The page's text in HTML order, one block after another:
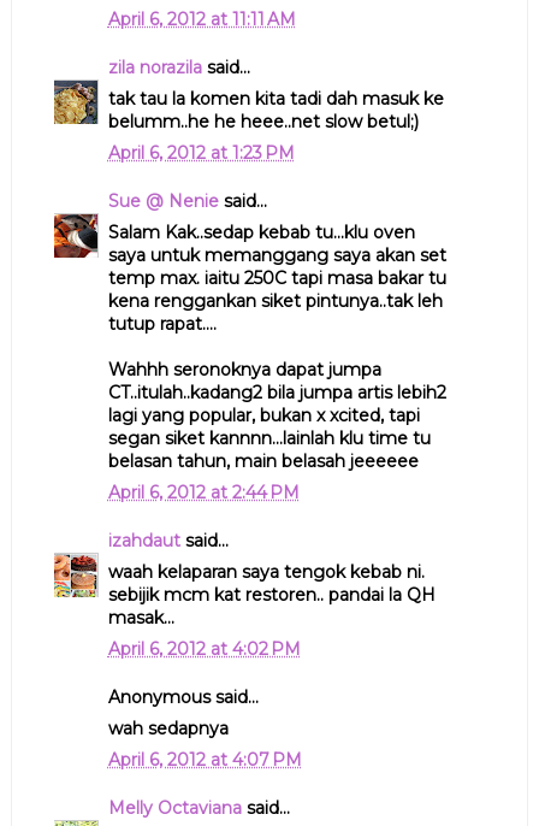
April 6, 2012 at 11:11 AM
zila norazilasaid...
tak tau la komen kita tadi dah masuk ke
belumm..he he heee..net slow betul;)
April 6, 2012 at 1:23 PM
Sue @ Neniesaid...
Salam Kak..sedap kebab tu...klu oven
saya untuk memanggang saya akan set
temp max. iaitu 250C tapi masa bakar tu
kena renggankan siket pintunya..tak leh
tutup rapat....
Wahhh seronoknya dapat jumpa
CT..itulah..kadang2 bila jumpa artis lebih2
lagi yang popular, bukan x xcited, tapi
segan siket kannnn...lainlah klu time tu
belasan tahun, main belasah jeeeeee
April 6, 2012 at 2:44 PM
izahdautsaid...
waah kelaparan saya tengok kebab ni.
sebijik mcm kat restoren.. pandai la QH
masak...
April 6, 2012 at 4:02 PM
Anonymous said...
wah sedapnya
April 6, 2012 at 4:07 PM
Melly Octavianasaid...